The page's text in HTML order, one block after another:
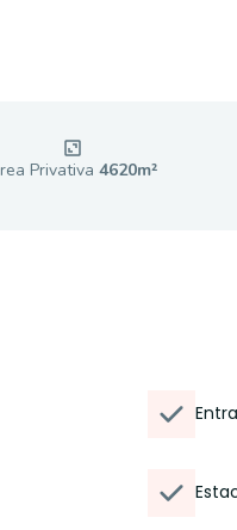
Privativa 4620m²